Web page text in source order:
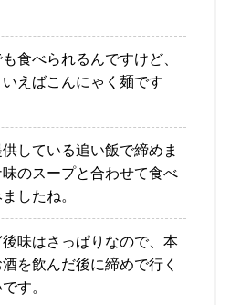
食べられるんですけど、
えばこんにゃく麺です
している追い飯で締めま
のスープと合わせて食べ
したね。
味はさっぱりなので、本
を飲んだ後に締めで行く
す。